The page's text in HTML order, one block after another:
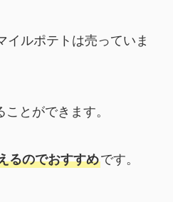
イルポテトは売っていま
とができます。
るのでおすすめです。